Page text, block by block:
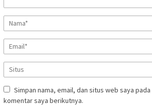
Simpan nama, email, dan situs web saya
komentar saya berikutnya.